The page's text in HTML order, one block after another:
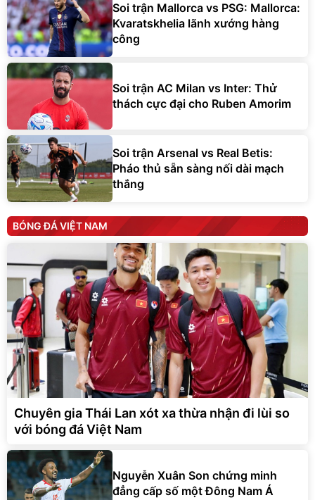
Soi trận Mallorca vs PSG: Mallorca:
Kvaratskhelia lãnh xướng hàng
công
Soi trận AC Milan vs Inter: Thử
thách cực đại cho Ruben Amorim
Soi trận Arsenal vs Real Betis:
Pháo thủ sẵn sàng nối dài mạch
thắng
BÓNG ĐÁ VIỆT NAM
Chuyên gia Thái Lan xót xa thừa nhận đi lùi so
với bóng đá Việt Nam
Nguyễn Xuân Son chứng minh
đẳng cấp số một Đông Nam Á